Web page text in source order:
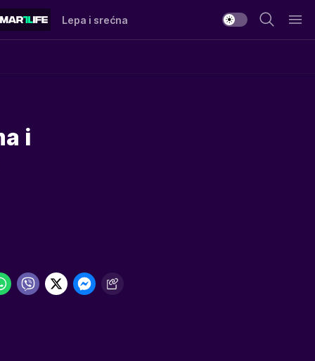
Lepa i srećna
i